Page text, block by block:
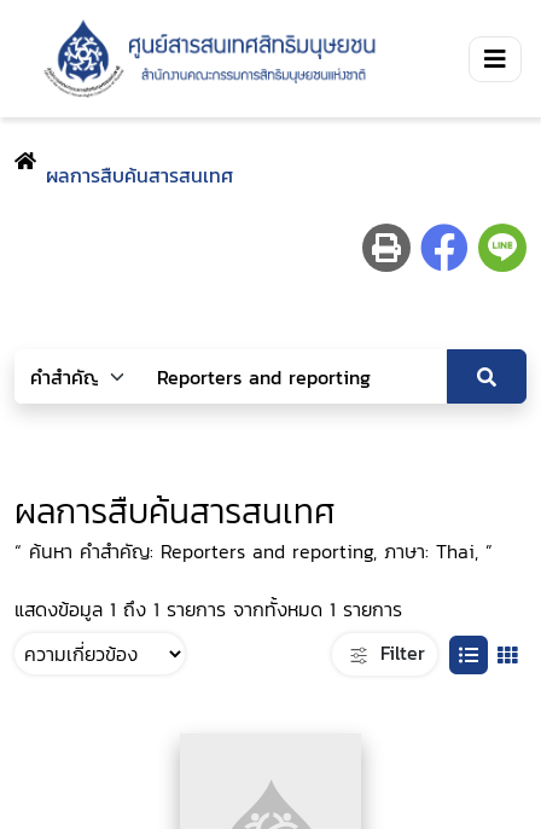
ผลการสืบค้นสารสนเทศ
ผลการสืบค้นสารสนเทศ
“ ค้นหา คำสำคัญ: Reporters and reporting, ภาษา: Thai, ”
แสดงข้อมูล 1 ถึง 1 รายการ จากทั้งหมด 1 รายการ
Filter